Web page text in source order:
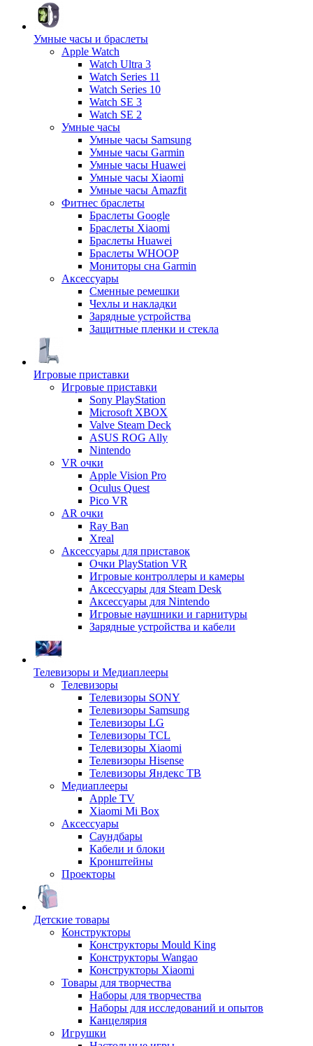
Умные часы и браслеты
Apple Watch
Watch Ultra 3
Watch Series 11
Watch Series 10
Watch SE 3
Watch SE 2
Умные часы
Умные часы Samsung
Умные часы Garmin
Умные часы Huawei
Умные часы Xiaomi
Умные часы Amazfit
Фитнес браслеты
Браслеты Google
Браслеты Xiaomi
Браслеты Huawei
Браслеты WHOOP
Мониторы сна Garmin
Аксессуары
Сменные ремешки
Чехлы и накладки
Зарядные устройства
Защитные пленки и стекла
Игровые приставки
Игровые приставки
Sony PlayStation
Microsoft XBOX
Valve Steam Deck
ASUS ROG Ally
Nintendo
VR очки
Apple Vision Pro
Oculus Quest
Pico VR
AR очки
Ray Ban
Xreal
Аксессуары для приставок
Очки PlayStation VR
Игровые контроллеры и камеры
Аксессуары для Steam Desk
Аксессуары для Nintendo
Игровые наушники и гарнитуры
Зарядные устройства и кабели
Телевизоры и Медиаплееры
Телевизоры
Телевизоры SONY
Телевизоры Samsung
Телевизоры LG
Телевизоры TCL
Телевизоры Xiaomi
Телевизоры Hisense
Телевизоры Яндекс ТВ
Медиаплееры
Apple TV
Xiaomi Mi Box
Аксессуары
Саундбары
Кабели и блоки
Кронштейны
Проекторы
Детские товары
Конструкторы
Конструкторы Mould King
Конструкторы Wangao
Конструкторы Xiaomi
Товары для творчества
Наборы для творчества
Наборы для исследований и опытов
Канцелярия
Игрушки